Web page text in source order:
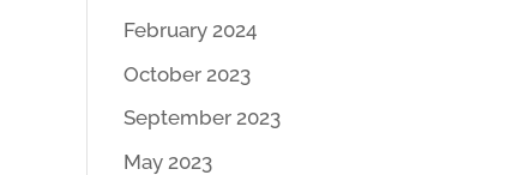
February 2024
October 2023
September 2023
May 2023